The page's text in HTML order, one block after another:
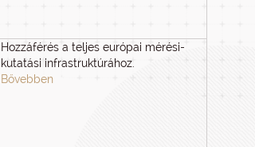
Hozzáférés a teljes európai mérési-
kutatási infrastruktúrához.
Bővebben